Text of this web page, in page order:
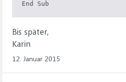
Bis später,
Karin
12. Januar 2015